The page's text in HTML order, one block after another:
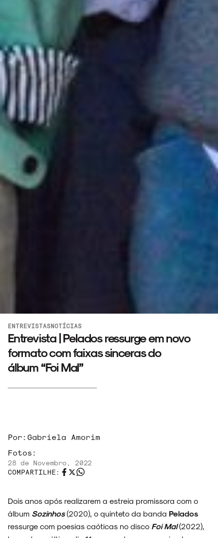
ENTREVISTASNOTÍCIAS
Entrevista | Pelados ressurge em novo
formato com faixas sinceras do
álbum “Foi Mal”
Por: Gabriela Amorim
Fotos:
28 de Novembro, 2022
COMPARTILHE:
Dois anos após realizarem a estreia promissora com o
álbum Sozinhos(2020), o quinteto da banda Pelados
ressurge com poesias caóticas no disco Foi Mal(2022),